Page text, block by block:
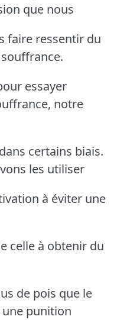
que nous
faire ressentir du
essayer
notre
certains biais.
les utiliser
à éviter une
celle à obtenir du
de pois que le
punition